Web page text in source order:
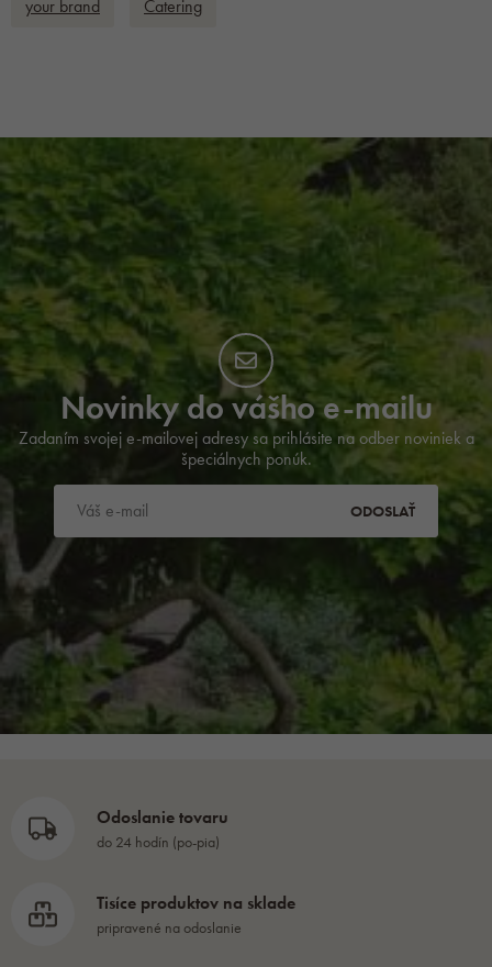
your brand Catering
Novinky do vášho e-mailu
Zadaním svojej e-mailovej adresy sa prihlásite na odber noviniek a
špeciálnych ponúk.
ODOSLAŤ
Odoslanie tovaru
do 24 hodín (po-pia)
Tisíce produktov na sklade
pripravené na odoslanie